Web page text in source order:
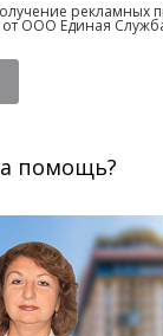
рекламных
от ООО Единая
помощь?